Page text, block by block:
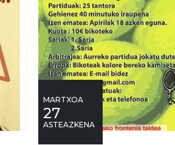
MARTXOA
27
ASTEAZKENA